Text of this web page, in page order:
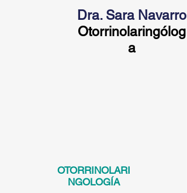
Dra. Sara Navarro
Otorrinolaringólog
a
OTORRINOLARI
NGOLOGÍA